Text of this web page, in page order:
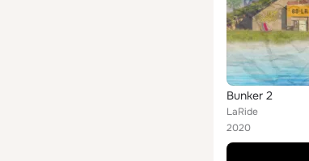
Bunker 2
LaRide
2020